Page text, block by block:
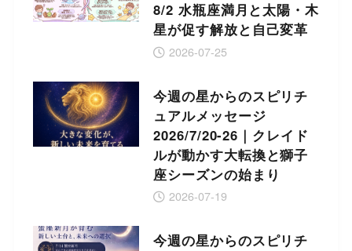
8/2 水瓶座満月と太陽・木
星が促す解放と自己変革
2026-07-25
今週の星からのスピリチ
ュアルメッセージ
2026/7/20-26｜クレイド
ルが動かす大転換と獅子
座シーズンの始まり
2026-07-19
今週の星からのスピリチ